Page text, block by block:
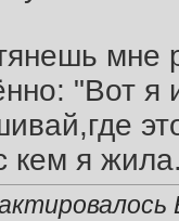
мне
"Вот я
кем я